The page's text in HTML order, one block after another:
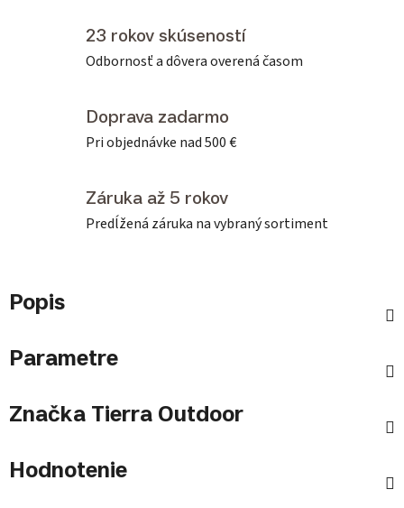
23 rokov skúseností
Odbornosť a dôvera overená časom
Doprava zadarmo
Pri objednávke nad 500 €
Záruka až 5 rokov
Predĺžená záruka na vybraný sortiment
Popis
Parametre
Značka Tierra Outdoor
Hodnotenie